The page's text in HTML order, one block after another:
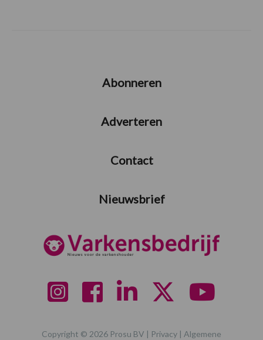
Abonneren
Adverteren
Contact
Nieuwsbrief
Copyright © 2026 Prosu BV | Privacy | Algemene